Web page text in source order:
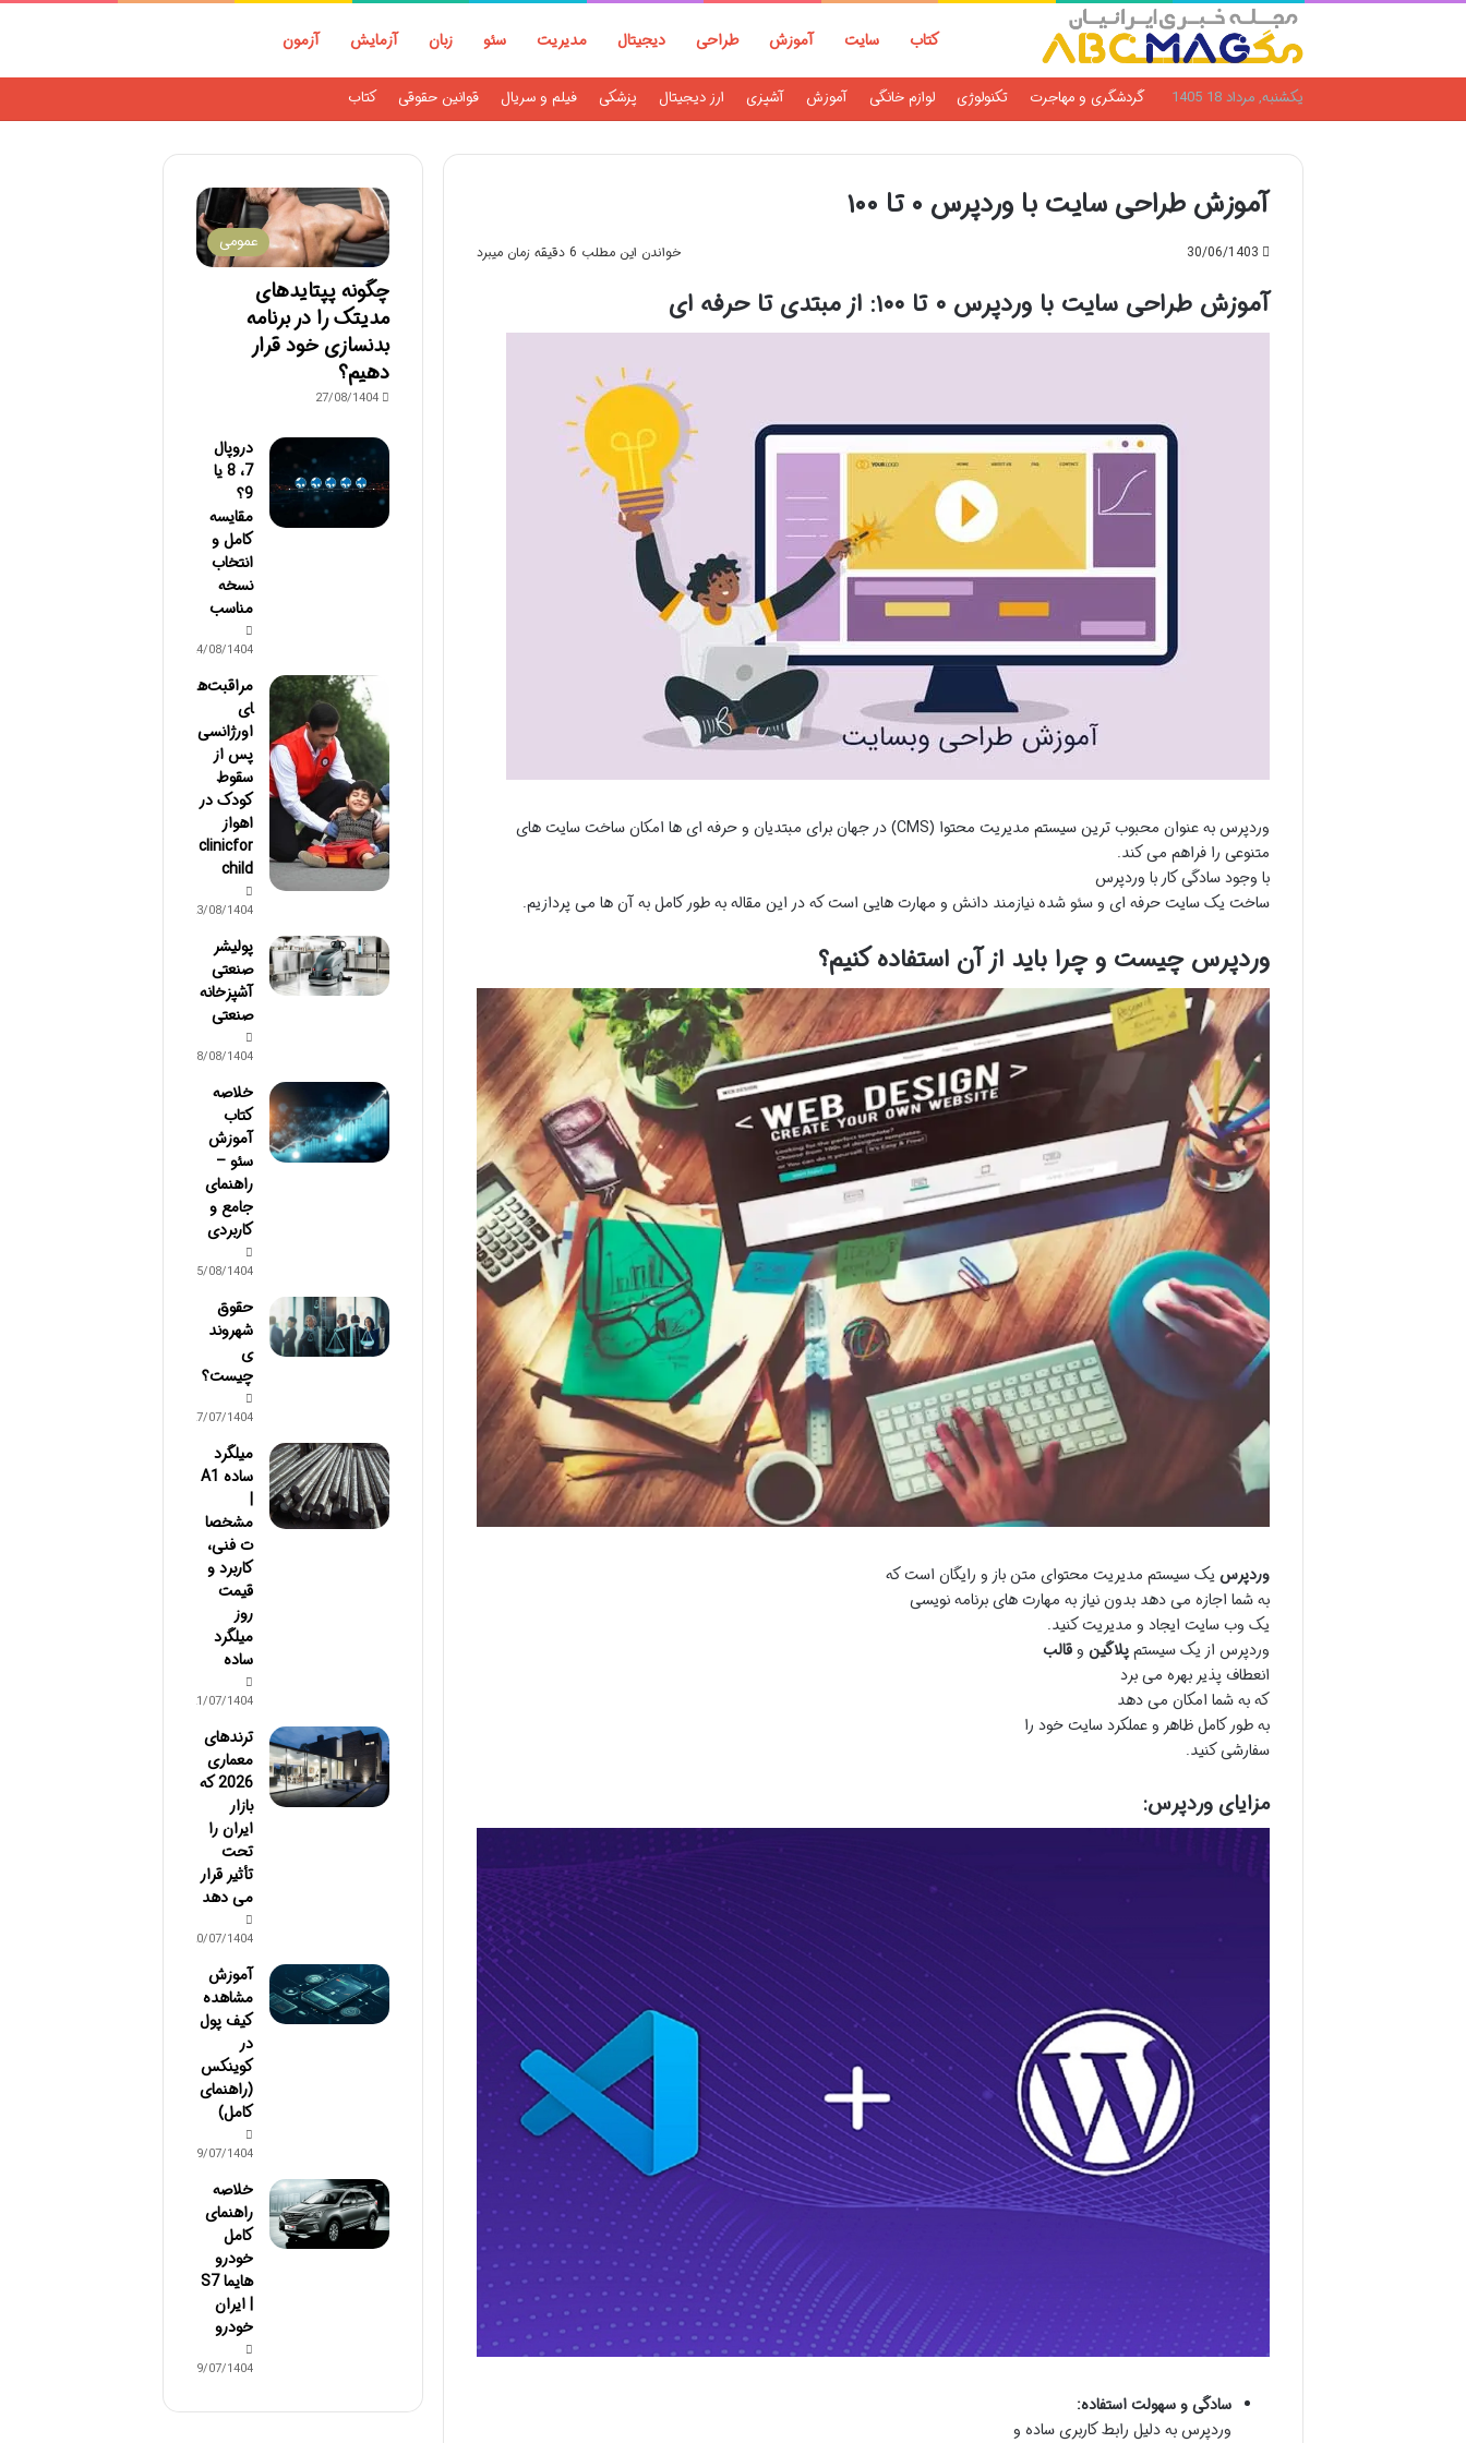
کتاب سایت آموزش طراحی دیجیتال مدیریت سئو زبان آزمایش آزمون
یکشنبه, مرداد 18 1405 گردشگری و مهاجرت تکنولوژی لوازم خانگی آموزش آشپزی ارز دیجیتال پزشکی فیلم و سریال قوانین حقوقی کتاب
آموزش طراحی سایت با وردپرس ۰ تا ۱۰۰
30/06/1403 خواندن این مطلب 6 دقیقه زمان میبرد
آموزش طراحی سایت با وردپرس ۰ تا ۱۰۰: از مبتدی تا حرفه ای
وردپرس به عنوان محبوب ترین سیستم مدیریت محتوا (CMS) در جهان برای مبتدیان و حرفه ای ها امکان ساخت سایت های
متنوعی را فراهم می کند.
با وجود سادگی کار با وردپرس
ساخت یک سایت حرفه ای و سئو شده نیازمند دانش و مهارت هایی است که در این مقاله به طور کامل به آن ها می پردازیم.
وردپرس چیست و چرا باید از آن استفاده کنیم؟
وردپرسیک سیستم مدیریت محتوای متن باز و رایگان است که
به شما اجازه می دهد بدون نیاز به مهارت های برنامه نویسی
یک وب سایت ایجاد و مدیریت کنید.
وردپرس از یک سیستمپلاگین وقالب
انعطاف پذیر بهره می برد
که به شما امکان می دهد
به طور کامل ظاهر و عملکرد سایت خود را
سفارشی کنید.
مزایای وردپرس:
سادگی و سهولت استفاده:
وردپرس به دلیل رابط کاربری ساده و
عمومی
چگونه پپتایدهای
مدیتک را در برنامه
بدنسازی خود قرار
دهیم؟
27/08/1404
دروپال
7، 8 یا
9؟
مقایسه
کامل و
انتخاب
نسخه
مناسب
24/08/1404
مراقبت‌ه
ای
اورژانسی
پس از
سقوط
کودک در
اهواز
clinicfor
child
23/08/1404
پولیشر
صنعتی
آشپزخانه
صنعتی
18/08/1404
خلاصه
کتاب
آموزش
سئو –
راهنمای
جامع و
کاربردی
15/08/1404
حقوق
شهروند
ی
چیست؟
27/07/1404
میلگرد
ساده A1
|
مشخصا
ت فنی،
کاربرد و
قیمت
روز
میلگرد
ساده
21/07/1404
ترندهای
معماری
2026 که
بازار
ایران را
تحت
تأثیر قرار
می دهد
20/07/1404
آموزش
مشاهده
کیف پول
در
کوینکس
(راهنمای
کامل)
19/07/1404
خلاصه
راهنمای
کامل
خودرو
هایما S7
| ایران
خودرو
19/07/1404